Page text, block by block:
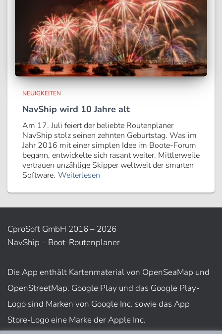
NEUIGKEITEN
NavShip wird 10 Jahre alt
Am 17. Juli feiert der beliebte Routenplaner
NavShip stolz seinen zehnten Geburtstag. Was im
Jahr 2016 mit einer simplen Idee im Boote-Forum
begann, entwickelte sich rasant weiter. Mittlerweile
vertrauen unzählige Skipper weltweit der smarten
Software. Weiterlesen
CproSoft GmbH 2016 – 2026
NavShip – Boot-Routenplaner
Die App enthält Kartenmaterial von OpenSeaMap und
OpenStreetMap. Google Play und das Google Play-
Logo sind Marken von Google Inc. sowie das App
Store-Logo eine Marke der Apple Inc.